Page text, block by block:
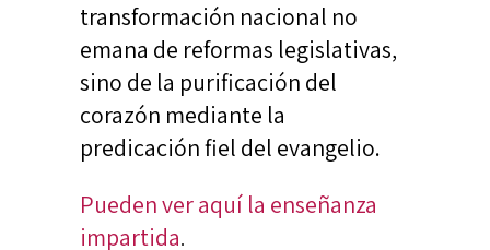
transformación nacional no
emana de reformas legislativas,
sino de la purificación del
corazón mediante la
predicación fiel del evangelio.
Pueden ver aquí la enseñanza
impartida.